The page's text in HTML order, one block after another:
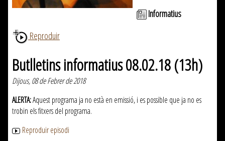
Informatius
Reproduir
Butlletins informatius 08.02.18 (13h)
Dijous, 08 de Febrer de 2018
ALERTA:Aquest programa ja no està en emissió, i es possible que ja no es
trobin els fitxers del programa.
Reproduir episodi